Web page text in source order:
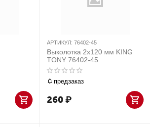
АРТИКУЛ: 76402-45
Выколотка 2х120 мм KING
TONY 76402-45
предзаказ
260₽